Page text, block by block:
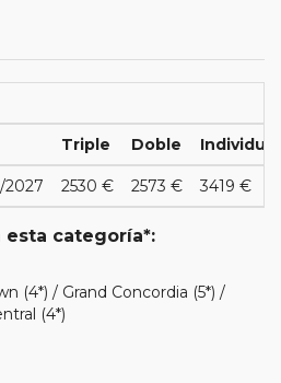
Triple Doble Individual
2027 2530 € 2573 € 3419 €
categoría*:
(4*) / Grand Concordia (5*) /
(4*)